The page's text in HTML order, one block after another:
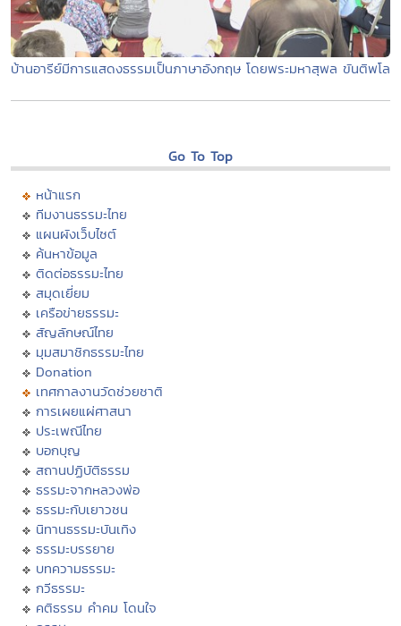
บ้านอารีย์มีการแสดงธรรมเป็นภาษาอังกฤษ โดยพระมหาสุพล ขันติพโล
Go To Top
หน้าแรก
ทีมงานธรรมะไทย
แผนผังเว็บไซต์
ค้นหาข้อมูล
ติดต่อธรรมะไทย
สมุดเยี่ยม
เครือข่ายธรรมะ
สัญลักษณ์ไทย
มุมสมาชิกธรรมะไทย
Donation
เทศกาลงานวัดช่วยชาติ
การเผยแผ่ศาสนา
ประเพณีไทย
บอกบุญ
สถานปฏิบัติธรรม
ธรรมะจากหลวงพ่อ
ธรรมะกับเยาวชน
นิทานธรรมะบันเทิง
ธรรมะบรรยาย
บทความธรรมะ
กวีธรรมะ
คติธรรม คำคม โดนใจ